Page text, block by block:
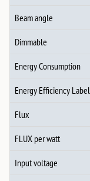
Beam angle
Dimmable
Energy Consumption
Energy Efficiency Label
Flux
FLUX per watt
Input voltage